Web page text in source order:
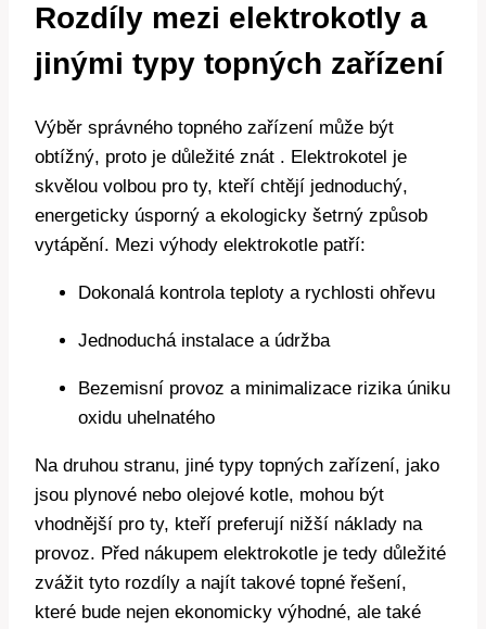
Rozdíly mezi elektrokotly a
jinými ‍typy topných zařízení
Výběr správného topného⁢ zařízení může být‍
obtížný, proto je důležité znát . Elektrokotel je
skvělou ‍volbou pro ty, ⁢kteří chtějí jednoduchý,
energeticky úsporný ‌a‍ ekologicky šetrný způsob
vytápění. Mezi⁢ výhody elektrokotle patří:
Dokonalá kontrola teploty a rychlosti ohřevu
Jednoduchá instalace a údržba
Bezemisní ⁢provoz a minimalizace rizika úniku
oxidu uhelnatého
Na⁣ druhou stranu,⁣ jiné typy topných zařízení, jako
jsou⁤ plynové nebo ⁢olejové kotle, mohou ⁤být⁣
vhodnější pro ty,​ kteří ⁢preferují nižší ‌náklady na
provoz. Před nákupem elektrokotle je tedy důležité​
zvážit‍ tyto rozdíly⁢ a najít takové topné řešení,
které bude nejen​ ekonomicky výhodné, ale také